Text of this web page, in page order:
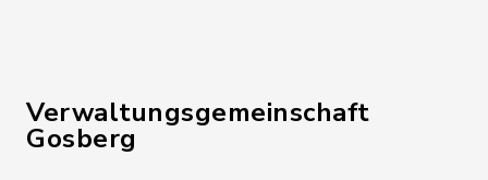
Verwaltungsgemeinschaft
Gosberg